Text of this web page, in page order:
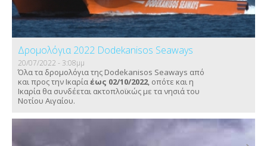
Δρομολόγια 2022 Dodekanisos Seaways
20/07/2022 - 3:08μμ
Όλα τα δρομολόγια της Dodekanisos Seaways από
και προς την Ικαρίαέως 02/10/2022, οπότε και η
Ικαρία θα συνδέεται ακτοπλοϊκώς με τα νησιά του
Νοτίου Αιγαίου.